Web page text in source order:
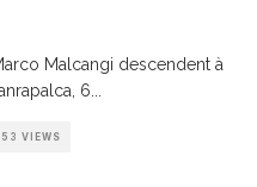
Malcangi descendent à
6
53 VIEWS